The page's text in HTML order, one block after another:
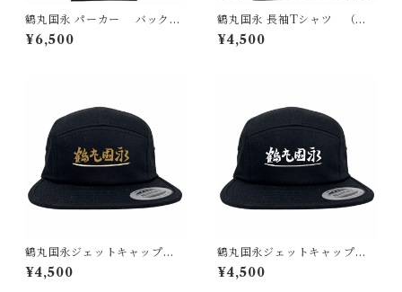
鶴丸国永 パーカー バックプ
リント （刀剣 日本）
¥6,500
鶴丸国永 長袖Tシャツ （刀
剣 日本）
¥4,500
鶴丸国永ジェットキャップ
（刀剣 日本）
¥4,500
鶴丸国永ジェットキャップ
（刀剣 日本）
¥4,500